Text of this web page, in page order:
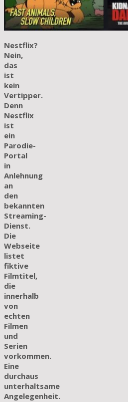
Nestflix?
Nein,
das
ist
kein
Vertipper.
Denn
Nestflix
ist
ein
Parodie-
Portal
in
Anlehnung
an
den
bekannten
Streaming-
Dienst.
Die
Webseite
listet
fiktive
Filmtitel,
die
innerhalb
von
echten
Filmen
und
Serien
vorkommen.
Eine
durchaus
unterhaltsame
Angelegenheit.